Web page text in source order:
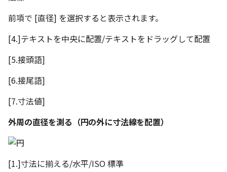
前項で [直径] を選択すると表示されます。
[4.]テキストを中央に配置/テキストをドラッグして配置
[5.接頭語]
[6.接尾語]
[7.寸法値]
外周の直径を測る（円の外に寸法線を配置）
[1.]寸法に揃える/水平/ISO 標準